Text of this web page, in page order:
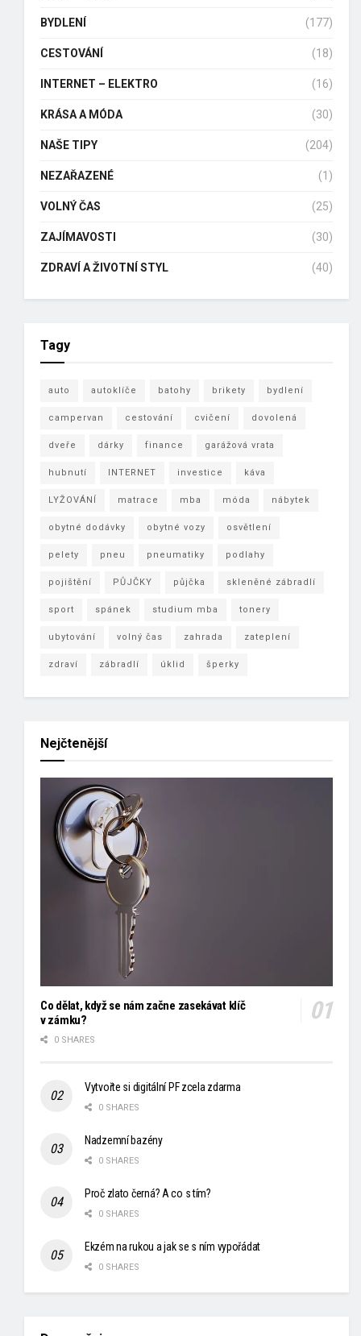
BYDLENÍ (177)
CESTOVÁNÍ (18)
INTERNET – ELEKTRO (16)
KRÁSA A MÓDA (30)
NAŠE TIPY (204)
NEZAŘAZENÉ (1)
VOLNÝ ČAS (25)
ZAJÍMAVOSTI (30)
ZDRAVÍ A ŽIVOTNÍ STYL (40)
Tagy
auto autoklíče batohy brikety bydlení
campervan cestování cvičení dovolená
dveře dárky finance garážová vrata
hubnutí INTERNET investice káva
LYŽOVÁNÍ matrace mba móda nábytek
obytné dodávky obytné vozy osvětlení
pelety pneu pneumatiky podlahy
pojištění PŮJČKY půjčka skleněné zábradlí
sport spánek studium mba tonery
ubytování volný čas zahrada zateplení
zdraví zábradlí úklid šperky
Nejčtenější
Co dělat, když se nám začne zasekávat klíč
v zámku?
0 SHARES
Vytvořte si digitální PF zcela zdarma
0 SHARES
Nadzemní bazény
0 SHARES
Proč zlato černá? A co s tím?
0 SHARES
Ekzém na rukou a jak se s ním vypořádat
0 SHARES